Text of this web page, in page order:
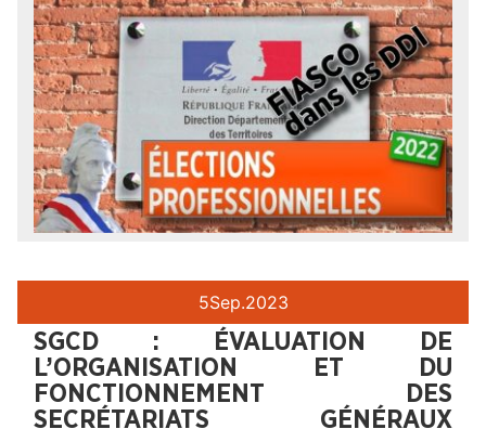
5Sep.2023
SGCD : ÉVALUATION DE
L’ORGANISATION ET DU
FONCTIONNEMENT DES
SECRÉTARIATS GÉNÉRAUX